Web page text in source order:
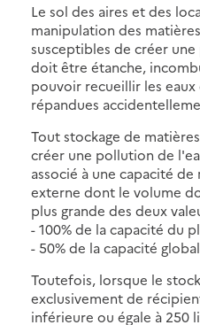
Le sol des aires et des
manipulation des
susceptibles de créer
doit être étanche,
pouvoir recueillir les eaux
répandues
Tout stockage de
créer une pollution de
associé à une capacité
externe dont le volume
plus grande des deux
- 100% de la capacité du
- 50% de la capacité
Toutefois, lorsque le
exclusivement de
inférieure ou égale à 250